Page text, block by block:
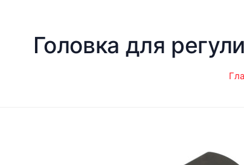
Головка для